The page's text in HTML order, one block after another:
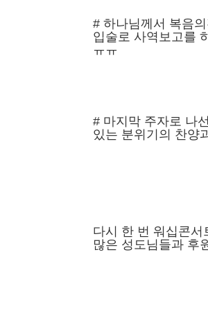
# 하나님께서 복음
입술로 사역보고를
ㅠㅠ
# 마지막 주자로 나
있는 분위기의 찬양
다시 한 번 워십콘
많은 성도님들과 후